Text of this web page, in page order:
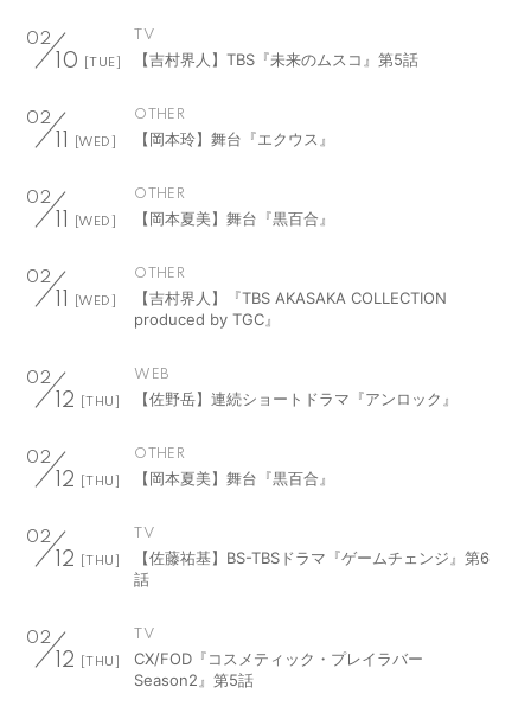
02
10 [TUE]
TV
【吉村界人】TBS『未来のムスコ』第5話
02
[WED]
OTHER
【岡本玲】舞台『エクウス』
02
[WED]
OTHER
【岡本夏美】舞台『黒百合』
02
[WED]
OTHER
【吉村界人】『TBS AKASAKA COLLECTION
produced by TGC』
02
12 [THU]
WEB
【佐野岳】連続ショートドラマ『アンロック』
02
12 [THU]
OTHER
【岡本夏美】舞台『黒百合』
02
12 [THU]
TV
【佐藤祐基】BS-TBSドラマ『ゲームチェンジ』第6
話
02
12 [THU]
TV
CX/FOD『コスメティック・プレイラバー
Season2』第5話